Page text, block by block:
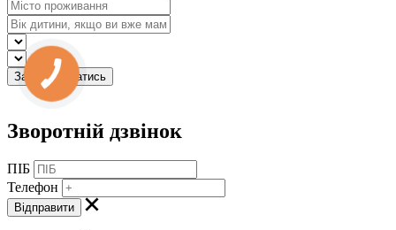
Зворотній дзвінок
ПІБ
Телефон